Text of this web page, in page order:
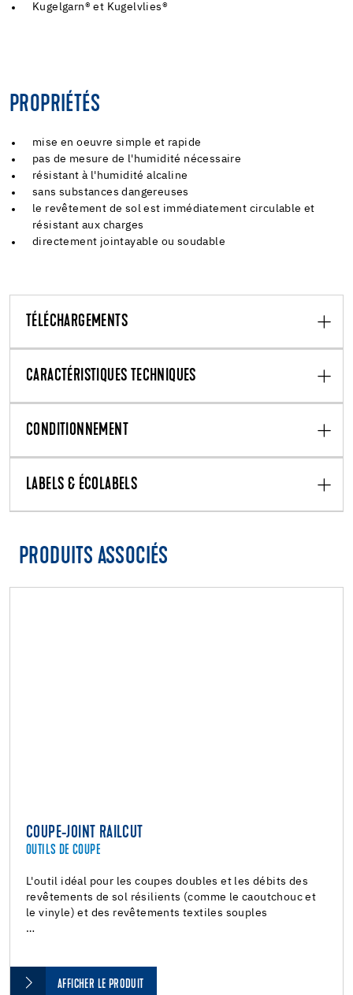
Kugelgarn® et Kugelvlies®
PROPRIÉTÉS
mise en oeuvre simple et rapide
pas de mesure de l'humidité nécessaire
résistant à l'humidité alcaline
sans substances dangereuses
le revêtement de sol est immédiatement circulable et
résistant aux charges
directement jointayable ou soudable
TÉLÉCHARGEMENTS
CARACTÉRISTIQUES TECHNIQUES
CONDITIONNEMENT
LABELS & ÉCOLABELS
PRODUITS ASSOCIÉS
COUPE-JOINT RAILCUT
OUTILS DE COUPE
L'outil idéal pour les coupes doubles et les débits des
revêtements de sol résilients (comme le caoutchouc et
le vinyle) et des revêtements textiles souples
…
AFFICHER LE PRODUIT